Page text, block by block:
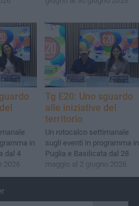
in
dal 4
2026
Tg E20: Uno sguardo
alle iniziative del
territorio
Un rotocalco settimanale
sugli eventi in programma in
Puglia e Basilicata dal 28
maggio al 2 giugno 2026